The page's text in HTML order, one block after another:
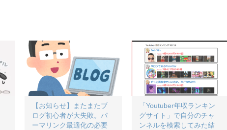
【お知らせ】またまたブ
ログ初心者が大失敗。パ
ーマリンク最適化の必要
「Youtuber年収ランキン
グサイト」で自分のチャ
ンネルを検索してみた結